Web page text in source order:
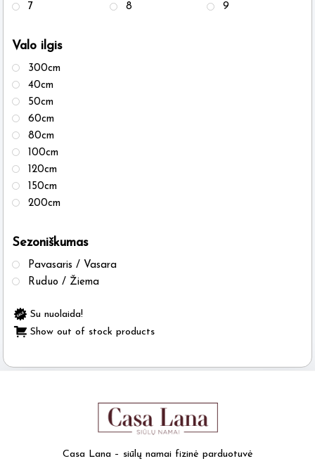
7
8 9
Valo ilgis
300cm
40cm
50cm
60cm
80cm
100cm
120cm
150cm
200cm
Sezoniškumas
Pavasaris / Vasara
Ruduo / Žiema
Su nuolaida!
Show out of stock products
Casa Lana – siūlų namai fizinė parduotuvė